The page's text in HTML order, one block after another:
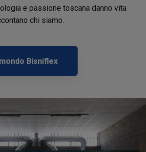
e passione toscana danno vita
chi siamo.
Bisniflex